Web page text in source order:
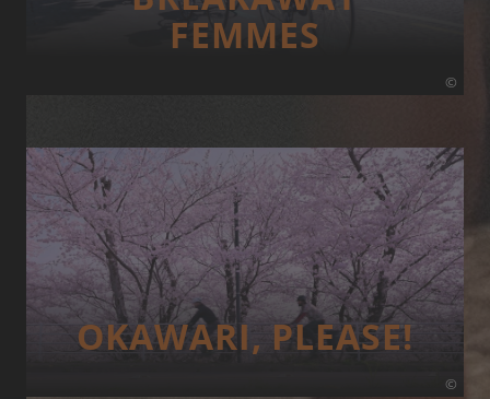
©
FEMMES
©
OKAWARI, PLEASE!